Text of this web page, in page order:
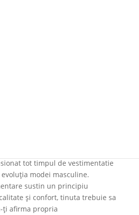
în Postmodernismul românesc
perfectă în care
maladivul, uratul se arată. Ne
una dintre cele mai frumoase
replică dată lui Cain Soutine
într-un decor și o lumina
Botticeli, sau Fra
designer care creeaza sub
tot timpul de vestimentatie
modei masculine.
sustin un principiu
și confort, tinuta trebuie sa
ți afirma propria